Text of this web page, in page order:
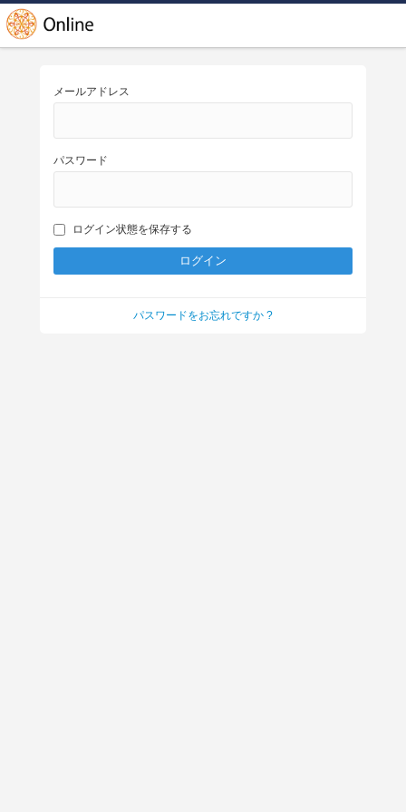
メールアドレス
パスワード
ログイン状態を保存する
パスワードをお忘れですか ?